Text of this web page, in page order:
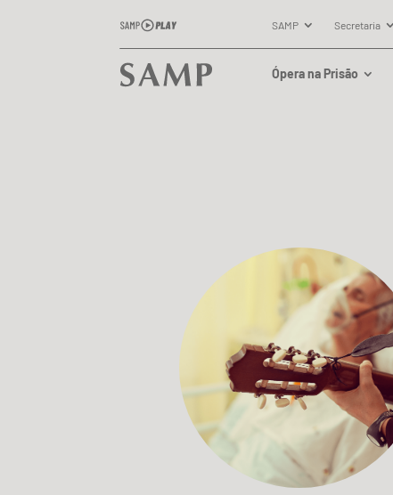
SAMP Secretaria
Ópera na Prisão